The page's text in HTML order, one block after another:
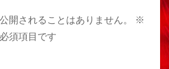
開されることはありません。
※
須項目です